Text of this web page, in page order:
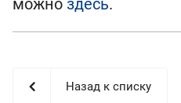
можно здесь.
Назад к списку